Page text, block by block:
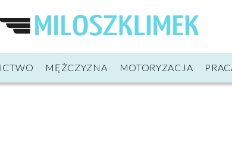
MĘŻCZYZNA MOTORYZACJA